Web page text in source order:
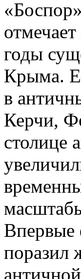
годы
Крыма.
в
Керчи,
столице
Впервые
поразил